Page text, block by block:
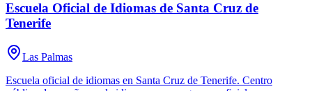
Escuela Oficial de Idiomas de Santa Cruz de
Tenerife
Las Palmas
Escuela oficial de idiomas en Santa Cruz de Tenerife. Centro